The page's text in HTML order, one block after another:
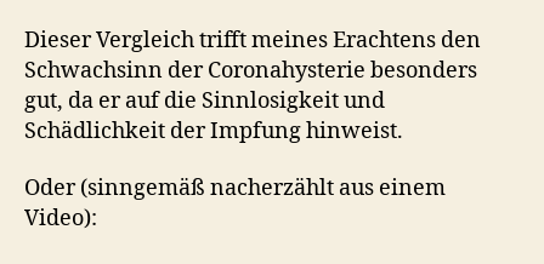
Dieser Vergleich trifft meines Erachtens den
Schwachsinn der Coronahysterie besonders
gut, da er auf die Sinnlosigkeit und
Schädlichkeit der Impfung hinweist.
Oder (sinngemäß nacherzählt aus einem
Video):